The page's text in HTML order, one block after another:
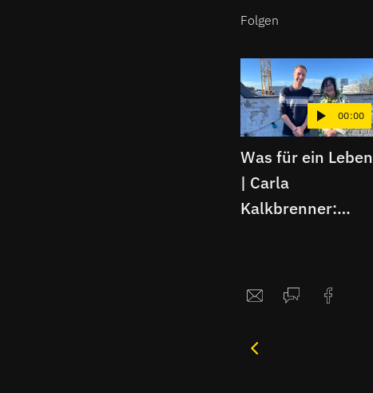
Folgen
00:00
Was für ein Leben
| Carla
Kalkbrenner:
und Krimi